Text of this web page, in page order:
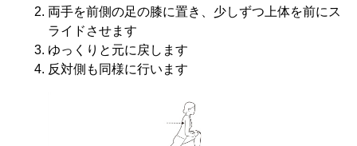
両手を前側の足の膝に置き、少しずつ上体を前にス
ライドさせます
ゆっくりと元に戻します
反対側も同様に行います